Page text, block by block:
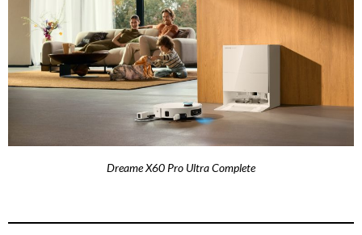
Dreame X60 Pro Ultra Complete